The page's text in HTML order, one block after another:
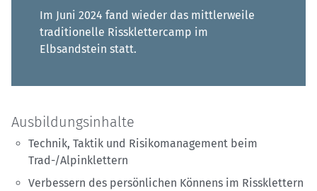
Im Juni 2024 fand wieder das mittlerweile
traditionelle Rissklettercamp im
Elbsandstein statt.
Ausbildungsinhalte
Technik, Taktik und Risikomanagement beim
Trad-/Alpinklettern
Verbessern des persönlichen Könnens im Rissklettern